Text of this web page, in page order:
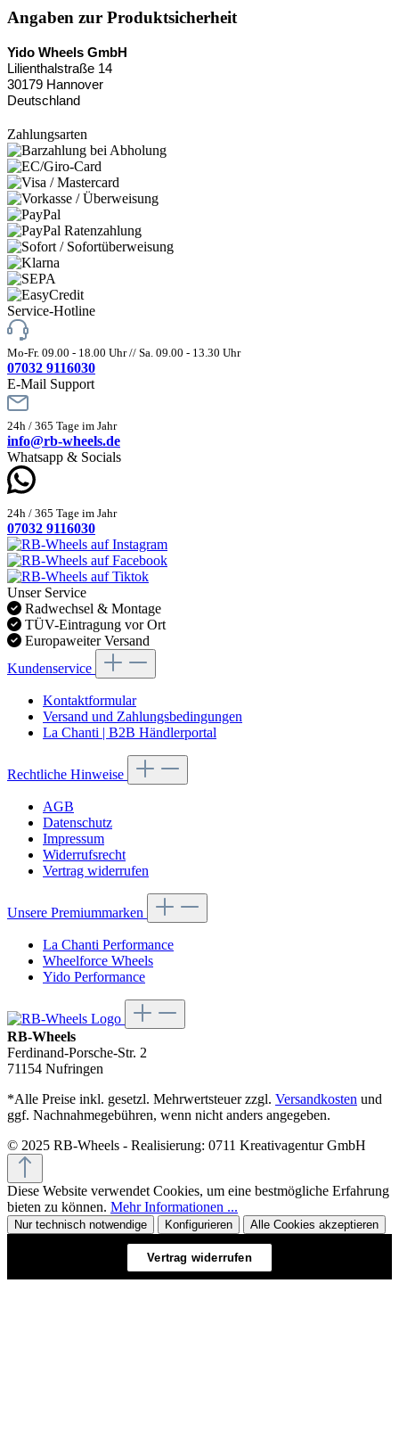
Angaben zur Produktsicherheit
Yido Wheels GmbH
Lilienthalstraße 14
30179 Hannover
Deutschland
Zahlungsarten
Service-Hotline
Mo-Fr. 09.00 - 18.00 Uhr // Sa. 09.00 - 13.30 Uhr
07032 9116030
E-Mail Support
24h / 365 Tage im Jahr
info@rb-wheels.de
Whatsapp & Socials
24h / 365 Tage im Jahr
07032 9116030
Unser Service
Radwechsel & Montage
TÜV-Eintragung vor Ort
Europaweiter Versand
Kundenservice
Kontaktformular
Versand und Zahlungsbedingungen
La Chanti | B2B Händlerportal
Rechtliche Hinweise
AGB
Datenschutz
Impressum
Widerrufsrecht
Vertrag widerrufen
Unsere Premiummarken
La Chanti Performance
Wheelforce Wheels
Yido Performance
RB-Wheels
Ferdinand-Porsche-Str. 2
71154 Nufringen
*Alle Preise inkl. gesetzl. Mehrwertsteuer zzgl. Versandkosten und
ggf. Nachnahmegebühren, wenn nicht anders angegeben.
© 2025 RB-Wheels - Realisierung: 0711 Kreativagentur GmbH
Diese Website verwendet Cookies, um eine bestmögliche Erfahrung
bieten zu können. Mehr Informationen ...
Nur technisch notwendige Konfigurieren Alle Cookies akzeptieren
Vertrag widerrufen